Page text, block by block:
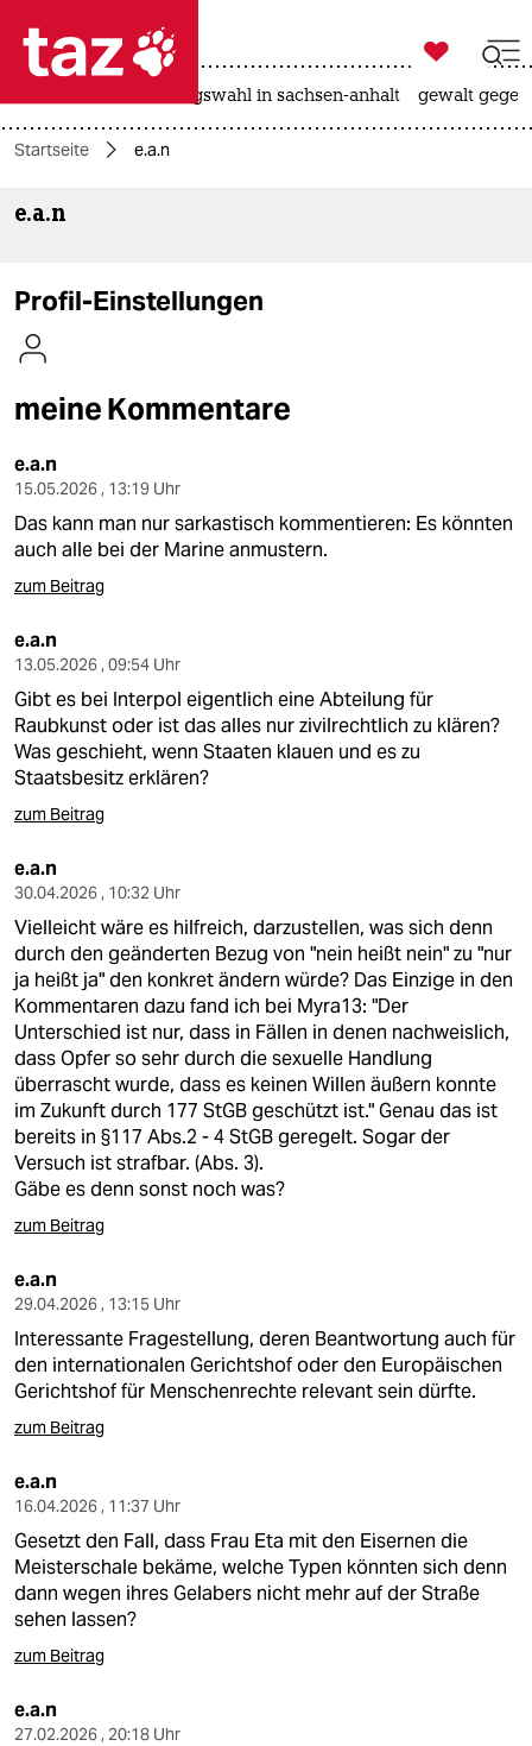

themen
kultur
sport
berlin
nord
wahrheit
verlag
verlag
veranstaltungen
fragen & hilfe
unterstützen
abo
genossenschaft
epaper login

taz zahl ich
landtagswahl in sachsen-anhalt gewalt
Startseite e.a.n
e.a.n
Profil-Einstellungen
meine Kommentare
e.a.n
15.05.2026 , 13:19 Uhr
Das kann man nur sarkastisch kommentieren: Es könnten
auch alle bei der Marine anmustern.
zum Beitrag
e.a.n
13.05.2026 , 09:54 Uhr
Gibt es bei Interpol eigentlich eine Abteilung für
Raubkunst oder ist das alles nur zivilrechtlich zu klären?
Was geschieht, wenn Staaten klauen und es zu
Staatsbesitz erklären?
zum Beitrag
e.a.n
30.04.2026 , 10:32 Uhr
Vielleicht wäre es hilfreich, darzustellen, was sich denn
durch den geänderten Bezug von "nein heißt nein" zu "nur
ja heißt ja" den konkret ändern würde? Das Einzige in den
Kommentaren dazu fand ich bei Myra13: "Der
Unterschied ist nur, dass in Fällen in denen nachweislich,
dass Opfer so sehr durch die sexuelle Handlung
überrascht wurde, dass es keinen Willen äußern konnte
im Zukunft durch 177 StGB geschützt ist." Genau das ist
bereits in §117 Abs.2 - 4 StGB geregelt. Sogar der
Versuch ist strafbar. (Abs. 3).
Gäbe es denn sonst noch was?
zum Beitrag
e.a.n
29.04.2026 , 13:15 Uhr
Interessante Fragestellung, deren Beantwortung auch für
den internationalen Gerichtshof oder den Europäischen
Gerichtshof für Menschenrechte relevant sein dürfte.
zum Beitrag
e.a.n
16.04.2026 , 11:37 Uhr
Gesetzt den Fall, dass Frau Eta mit den Eisernen die
Meisterschale bekäme, welche Typen könnten sich denn
dann wegen ihres Gelabers nicht mehr auf der Straße
sehen lassen?
zum Beitrag
e.a.n
27.02.2026 , 20:18 Uhr